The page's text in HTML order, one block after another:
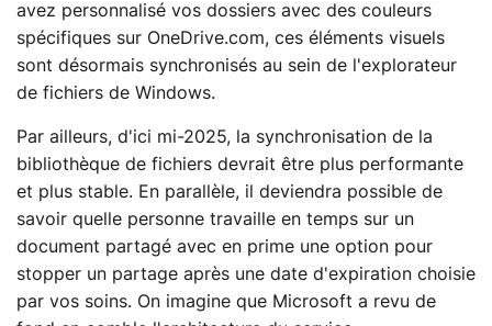
avez personnalisé vos dossiers avec des couleurs
spécifiques sur OneDrive.com, ces éléments visuels
sont désormais synchronisés au sein de l'explorateur
de fichiers de Windows.
Par ailleurs, d'ici mi-2025, la synchronisation de la
bibliothèque de fichiers devrait être plus performante
et plus stable. En parallèle, il deviendra possible de
savoir quelle personne travaille en temps sur un
document partagé avec en prime une option pour
stopper un partage après une date d'expiration choisie
par vos soins. On imagine que Microsoft a revu de